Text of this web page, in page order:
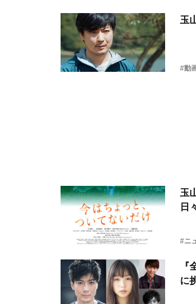
玉
#動
玉
日
#ニ
に